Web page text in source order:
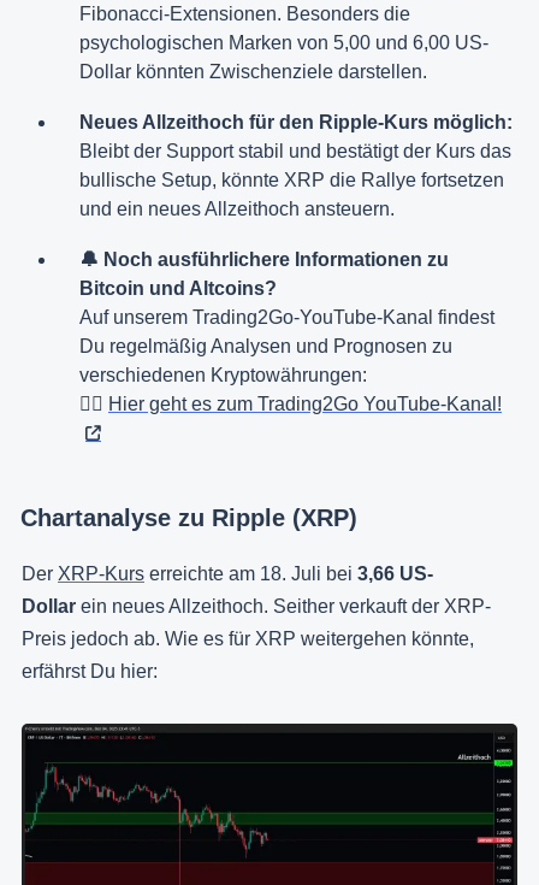
Fibonacci-Extensionen. Besonders die
psychologischen Marken von 5,00 und 6,00 US-
Dollar könnten Zwischenziele darstellen.
Neues Allzeithoch für den Ripple-Kurs möglich:
Bleibt der Support stabil und bestätigt der Kurs das
bullische Setup, könnte XRP die Rallye fortsetzen
und ein neues Allzeithoch ansteuern.
🔔 Noch ausführlichere Informationen zu
Bitcoin und Altcoins?
Auf unserem Trading2Go-YouTube-Kanal findest
Du regelmäßig Analysen und Prognosen zu
verschiedenen Kryptowährungen:
👉🏻 Hier geht es zum Trading2Go YouTube-Kanal!
Chartanalyse zu Ripple (XRP)
Der XRP-Kurs erreichte am 18. Juli bei 3,66 US-
Dollar ein neues Allzeithoch. Seither verkauft der XRP-
Preis jedoch ab. Wie es für XRP weitergehen könnte,
erfährst Du hier: